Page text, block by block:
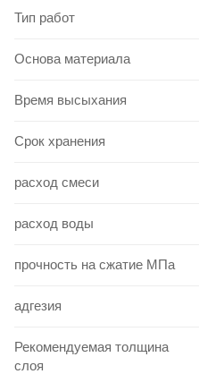
Тип работ
Основа материала
Время высыхания
Срок хранения
расход смеси
расход воды
прочность на сжатие МПа
адгезия
Рекомендуемая толщина
слоя